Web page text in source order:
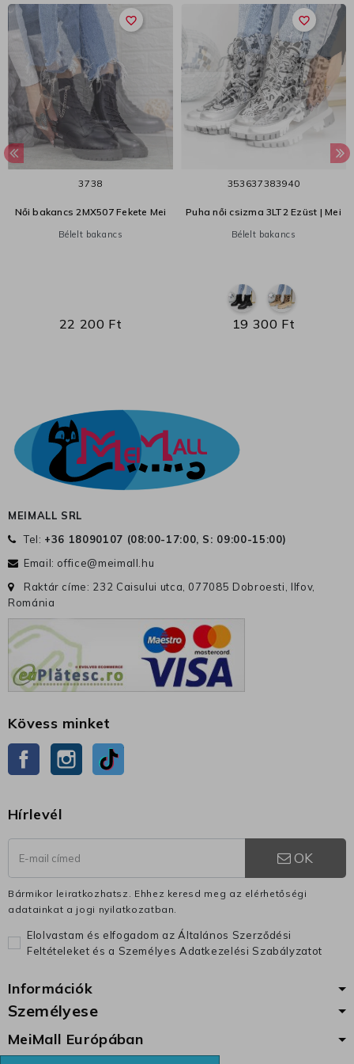
favorite_border
3738
Női bakancs 2MX507 Fekete Mei
Bélelt bakancs
22 200 Ft
favorite_border
353637383940
Puha női csizma 3LT2 Ezüst | Mei
Bélelt bakancs
19 300 Ft
MEIMALL SRL
Tel: +36 18090107 (08:00-17:00, S: 09:00-15:00)
Email: office@meimall.hu
Raktár címe: 232 Caisului utca, 077085 Dobroesti, Ilfov,
Románia
Kövess minket
Facebook Instagram
Hírlevél
OK
Bármikor leiratkozhatsz. Ehhez keresd meg az elérhetőségi
adatainkat a jogi nyilatkozatban.
Elolvastam és elfogadom az Általános Szerződési
Feltételeket és a Személyes Adatkezelési Szabályzatot
Információk
Személyese
MeiMall Európában